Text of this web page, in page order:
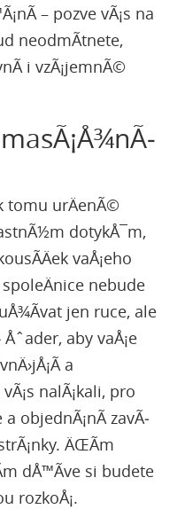
– pozve vÃ¡s na
neodmÃ­tnete,
i vzÃ¡jemnÃ©
tomu urÄenÃ©
dotykÅ¯m,
vaÅ¡eho
spoleÄnice nebude
jen ruce, ale
aby vaÅ¡e
a
nalÃ¡kali, pro
a objednÃ¡nÃ­ zavÃ­
ÄŒÃ­m
dÅ™Ã­ve si budete
rozkoÅ¡.